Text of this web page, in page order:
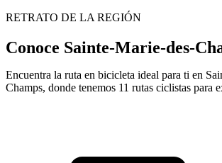
RETRATO DE LA REGIÓN
Conoce Sainte-Marie-des-
Encuentra la ruta en bicicleta ideal para ti en
Champs, donde tenemos 11 rutas ciclistas para